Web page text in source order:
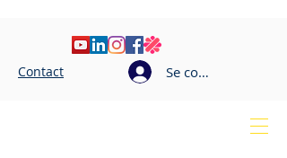
Contact Se connecter